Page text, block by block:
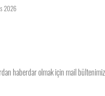
2026
haberdar olmak için mail